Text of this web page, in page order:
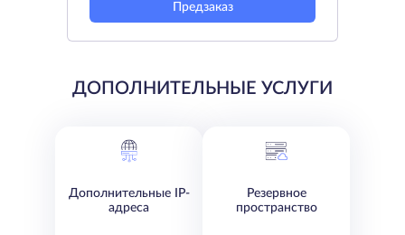
Предзаказ
ДОПОЛНИТЕЛЬНЫЕ УСЛУГИ
Дополнительные IP-
адреса
Резервное
пространство